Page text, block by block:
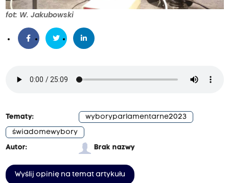
fot: W. Jakubowski
Tematy:
wyboryparlamentarne2023
świadomewybory
Autor:
Brak nazwy
Wyślij opinię na temat artykułu